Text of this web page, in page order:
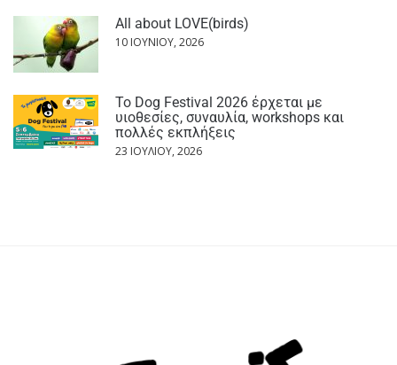
All about LOVE(birds)
10 ΙΟΥΝΊΟΥ, 2026
Το Dog Festival 2026 έρχεται με
υιοθεσίες, συναυλία, workshops και
πολλές εκπλήξεις
23 ΙΟΥΛΊΟΥ, 2026